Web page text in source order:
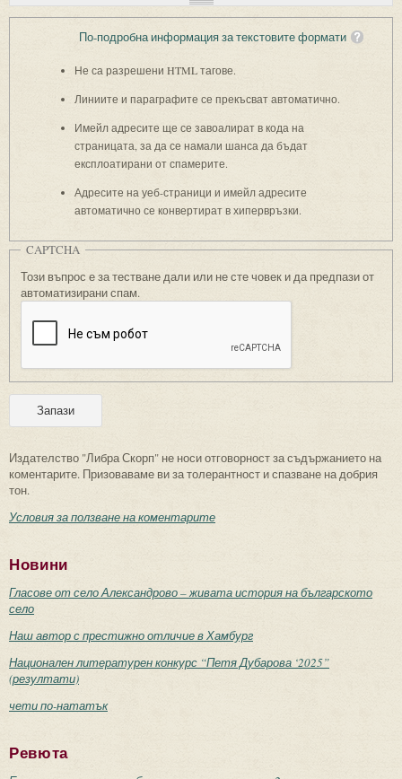
По-подробна информация за текстовите формати
Не са разрешени HTML тагове.
Линиите и параграфите се прекъсват автоматично.
Имейл адресите ще се завоалират в кода на
страницата, за да се намали шанса да бъдат
експлоатирани от спамерите.
Адресите на уеб-страници и имейл адресите
автоматично се конвертират в хипервръзки.
CAPTCHA
Този въпрос е за тестване дали или не сте човек и да предпази от
автоматизирани спам.
Издателство "Либра Скорп" не носи отговорност за съдържанието на
коментарите. Призоваваме ви за толерантност и спазване на добрия
тон.
Условия за ползване на коментарите
Новини
Гласове от село Александрово – живата история на българското
село
Наш автор с престижно отличие в Хамбург
Национален литературен конкурс “Петя Дубарова ‘2025”
(резултати)
чети по-нататък
Ревюта